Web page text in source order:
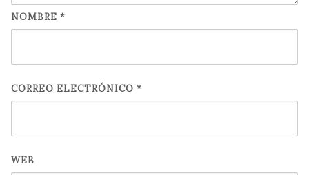
NOMBRE *
CORREO ELECTRÓNICO *
WEB